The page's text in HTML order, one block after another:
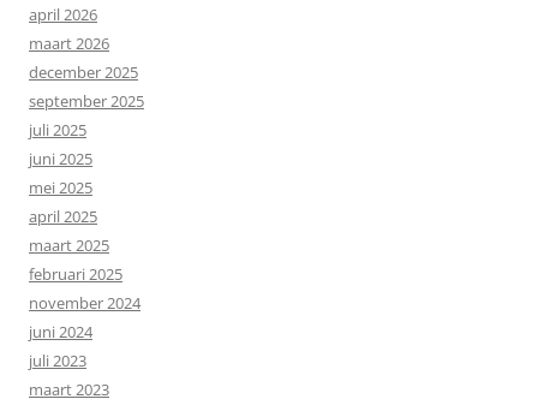
april 2026
maart 2026
december 2025
september 2025
juli 2025
juni 2025
mei 2025
april 2025
maart 2025
februari 2025
november 2024
juni 2024
juli 2023
maart 2023